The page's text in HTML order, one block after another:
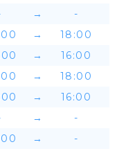
→
-
→
18:00
→
16:00
→
18:00
→
16:00
→
-
→ -